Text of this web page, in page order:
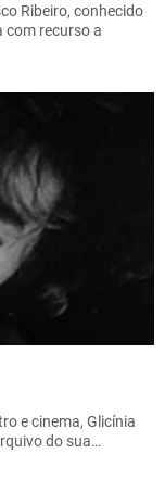
Ribeiro, conhecido
com recurso a
e cinema, Glicínia
do sua…